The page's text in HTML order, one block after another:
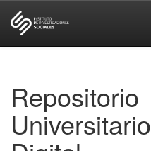
Repositorio
Universitario